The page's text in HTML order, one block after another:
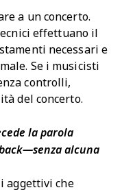
a un concerto.
effettuano il
necessari e
Se i musicisti
controlli,
del concerto.
la parola
alcuna
aggettivi che